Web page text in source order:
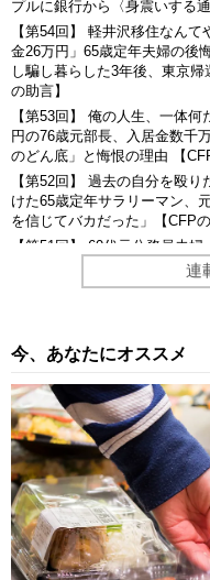
プルに銀行から〈身震いする
【第54回】 軽井沢移住なん
金26万円」65歳定年夫婦の
し騙し暮らした3年後、東京
の助言】
【第53回】 俺の人生、一体
円の76歳元部長、入居金数千
のどん底」と悔恨の理由 【
【第52回】 過去の自分を殴
けた65歳定年サラリーマン、
を信じてバカだった」【CFPの
【第51回】 60代元公務員夫
3,000万円が着金も…「老後資
句 【CFPの助言】
連
今、あなたにオススメ